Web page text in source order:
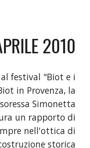
2010
festival "Biot e i
in Provenza, la
Simonetta
un rapporto di
nell'ottica di
storica